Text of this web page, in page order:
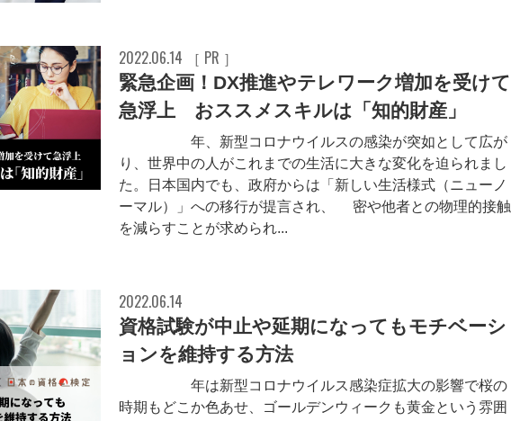
2022.06.14 ［ PR ］
緊急企画！DX推進やテレワーク増加を受けて
急浮上 おススメスキルは「知的財産」
2020年、新型コロナウイルスの感染が突如として広が
り、世界中の人がこれまでの生活に大きな変化を迫られまし
た。日本国内でも、政府からは「新しい生活様式（ニューノ
ーマル）」への移行が提言され、3密や他者との物理的接触
を減らすことが求められ...
2022.06.14
資格試験が中止や延期になってもモチベーシ
ョンを維持する方法
2020年は新型コロナウイルス感染症拡大の影響で桜の
時期もどこか色あせ、ゴールデンウィークも黄金という雰囲